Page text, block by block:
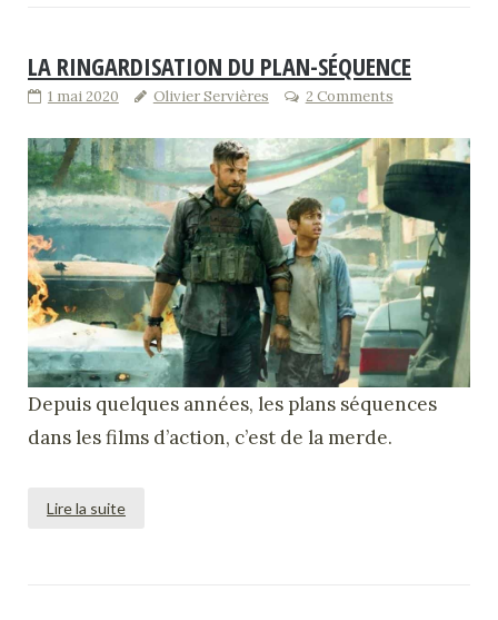
LA RINGARDISATION DU PLAN-SÉQUENCE
1 mai 2020 Olivier Servières 2 Comments
Depuis quelques années, les plans séquences
dans les films d’action, c’est de la merde.
Lire la suite